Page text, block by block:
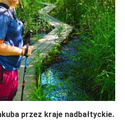
przez kraje nadbałtyckie.